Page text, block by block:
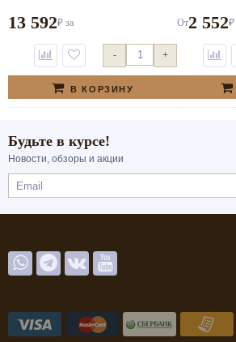
13 592₽ за
- +
В КОРЗИНУ
От2 552₽
Будьте в курсе!
Новости, обзоры и акции